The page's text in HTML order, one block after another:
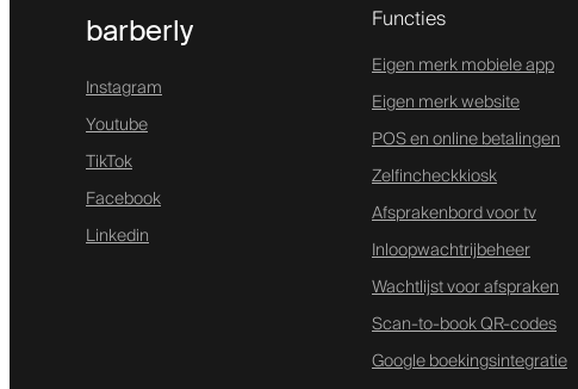
barberly
Instagram
Youtube
TikTok
Facebook
Linkedin
Functies
Eigen merk mobiele app
Eigen merk website
POS en online betalingen
Zelfincheckkiosk
Afsprakenbord voor tv
Inloopwachtrijbeheer
Wachtlijst voor afspraken
Scan-to-book QR-codes
Google boekingsintegratie